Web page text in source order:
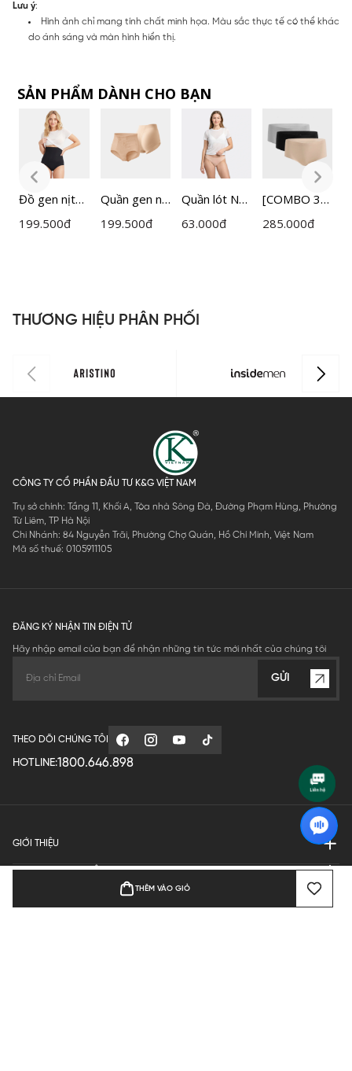
THÊM VÀO GIỎ
Lưu ý:
Hình ảnh chỉ mang tính chất minh họa. Màu sắc thực tế có thể khác
do ánh sáng và màn hình hiển thị.
SẢN PHẨM DÀNH CHO BẠN
Đồ gen nịt
bụng Nữ
199.500đ
Quần gen nịt
bụng Nữ
199.500đ
Quần lót Nữ
Nữ Cecina
63.000đ
[COMBO 3]
Quần Lót Nữ
285.000đ
THƯƠNG HIỆU PHÂN PHỐI
CÔNG TY CỔ PHẦN ĐẦU TƯ K&G VIỆT NAM
Trụ sở chính: Tầng 11, Khối A, Tòa nhà Sông Đà, Đường Phạm Hùng, Phường
Từ Liêm, TP Hà Nội
Chi Nhánh: 84 Nguyễn Trãi, Phường Chợ Quán, Hồ Chí Minh, Việt Nam
Mã số thuế: 0105911105
ĐĂNG KÝ NHẬN TIN ĐIỆN TỬ
Hãy nhập email của bạn để nhận những tin tức mới nhất của chúng tôi
GỬI
THEO DÕI CHÚNG TÔI
HOTLINE:1800.646.898
GIỚI THIỆU
QUY ĐỊNH HOẠT ĐỘNG